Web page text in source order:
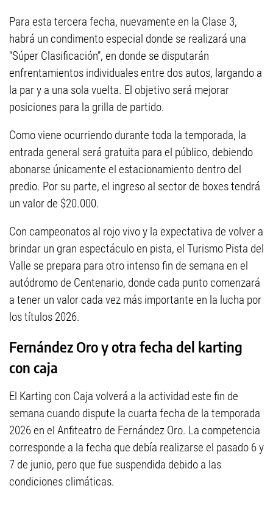
Para esta tercera fecha, nuevamente en la Clase 3,
habrá un condimento especial donde se realizará una
“Súper Clasificación”, en donde se disputarán
enfrentamientos individuales entre dos autos, largando a
la par y a una sola vuelta. El objetivo será mejorar
posiciones para la grilla de partido.
Como viene ocurriendo durante toda la temporada, la
entrada general será gratuita para el público, debiendo
abonarse únicamente el estacionamiento dentro del
predio. Por su parte, el ingreso al sector de boxes tendrá
un valor de $20.000.
Con campeonatos al rojo vivo y la expectativa de volver a
brindar un gran espectáculo en pista, el Turismo Pista del
Valle se prepara para otro intenso fin de semana en el
autódromo de Centenario, donde cada punto comenzará
a tener un valor cada vez más importante en la lucha por
los títulos 2026.
Fernández Oro y otra fecha del karting
con caja
El Karting con Caja volverá a la actividad este fin de
semana cuando dispute la cuarta fecha de la temporada
2026 en el Anfiteatro de Fernández Oro. La competencia
corresponde a la fecha que debía realizarse el pasado 6 y
7 de junio, pero que fue suspendida debido a las
condiciones climáticas.